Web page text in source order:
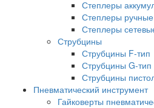
Степлеры
Степлеры ручные
Степлеры
Струбцины
Струбцины F-тип
Струбцины G-тип
Струбцины
Пневматический инструмент
Гайковерты